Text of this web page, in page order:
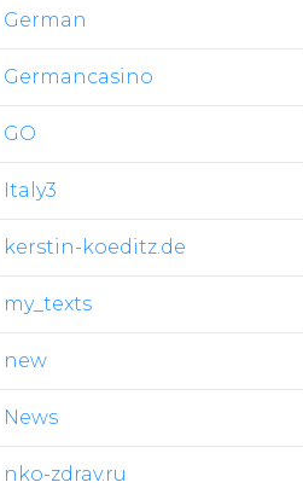
German
Germancasino
GO
Italy3
kerstin-koeditz.de
my_texts
new
News
nko-zdrav.ru